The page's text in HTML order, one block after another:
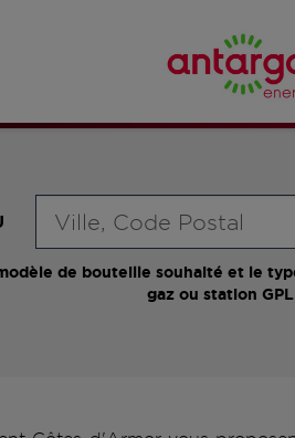
de bouteille souhaité et le
gaz ou station